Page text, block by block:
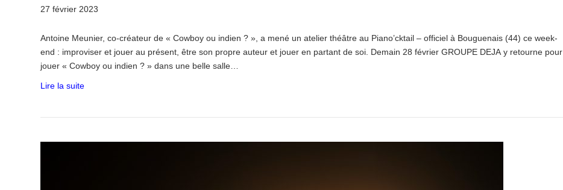
27 février 2023
Antoine Meunier, co-créateur de « Cowboy ou indien ? », a mené un atelier théâtre au Piano’cktail – officiel à Bouguenais (44) ce week-
end : improviser et jouer au présent, être son propre auteur et jouer en partant de soi. Demain 28 février GROUPE DEJA y retourne pour
jouer « Cowboy ou indien ? » dans une belle salle…
Lire la suite